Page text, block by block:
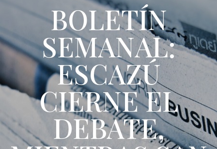
BOLETÍN
SEMANAL:
ESCAZÚ
CIERNE EL
DEBATE,